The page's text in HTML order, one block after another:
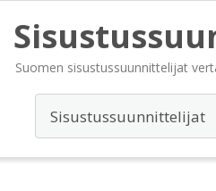
Suomen sisustussuunnittelijat